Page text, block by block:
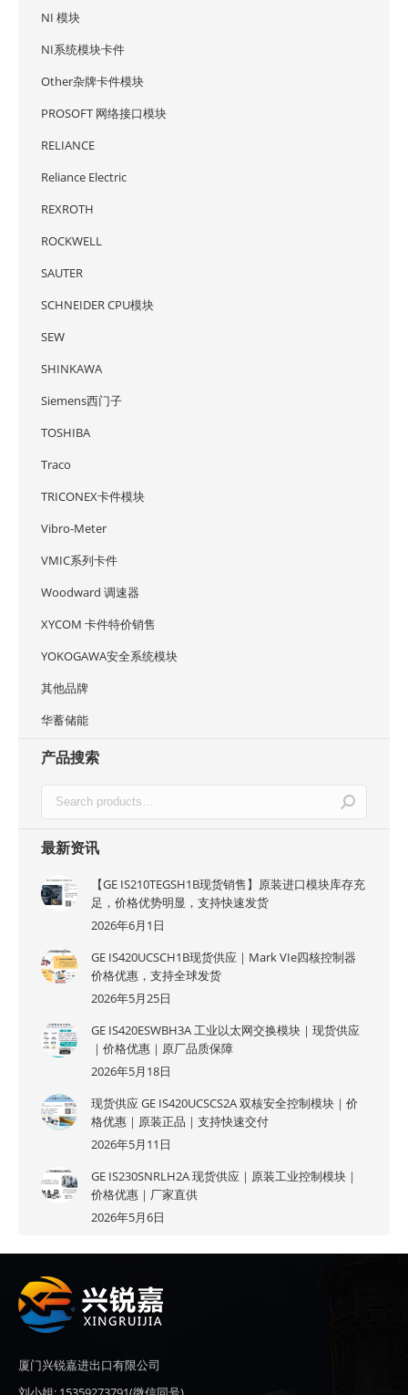
NI 模块
NI系统模块卡件
Other杂牌卡件模块
PROSOFT 网络接口模块
RELIANCE
Reliance Electric
REXROTH
ROCKWELL
SAUTER
SCHNEIDER CPU模块
SEW
SHINKAWA
Siemens西门子
TOSHIBA
Traco
TRICONEX卡件模块
Vibro-Meter
VMIC系列卡件
Woodward 调速器
XYCOM 卡件特价销售
YOKOGAWA安全系统模块
其他品牌
华蓄储能
产品搜索
最新资讯
【GE IS210TEGSH1B现货销售】原装进口模块库存充
足，价格优势明显，支持快速发货
2026年6月1日
GE IS420UCSCH1B现货供应｜Mark VIe四核控制器
价格优惠，支持全球发货
2026年5月25日
GE IS420ESWBH3A 工业以太网交换模块｜现货供应
｜价格优惠｜原厂品质保障
2026年5月18日
现货供应 GE IS420UCSCS2A 双核安全控制模块｜价
格优惠｜原装正品｜支持快速交付
2026年5月11日
GE IS230SNRLH2A 现货供应｜原装工业控制模块｜
价格优惠｜厂家直供
2026年5月6日
厦门兴锐嘉进出口有限公司